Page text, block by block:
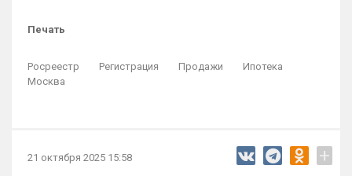
Печать
Росреестр Регистрация Продажи
Ипотека
Москва
21 октября 2025 15:58 +